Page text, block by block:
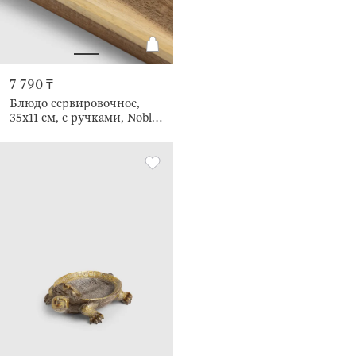
7 790 ₸
Блюдо сервировочное,
35x11 см, с ручками, Noble